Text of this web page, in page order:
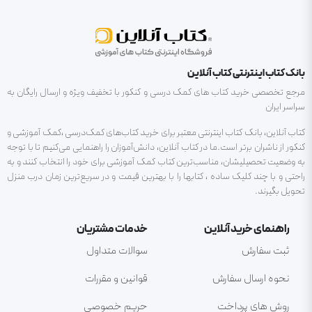
بانک کتاب اینترنتی کتاب آنلاین
مرجع تخصصی خرید کتاب های کمک درسی و کنکور با تخفیف ویژه و ارسال رایگان به
سراسر ایران
کتاب آنلاین، بانک کتاب اینترنتی معتبر برای خرید کتاب‌های کمک‌درسی ،کمک آموزشی و
کنکور از ناشران برتر است.ما در کتاب آنلاین، دانش‌آموزان را راهنمایی می‌کنیم تا با توجه
به وضعیت تحصیلیشان، مناسب‌ترین کتاب کمک آموزشی برای خود را انتخاب کنند و به
راحتی و با چند کلیک ساده ، کتابها را با بهترین قیمت و در سریع‌ترین زمان درب منزل
تحویل بگیرند.
راهنمای خرید آنلاین
ثبت سفارش
نحوه ارسال سفارش
روش های پرداخت
خدمات مشتریان
سوالات متداول
قوانین و مقررات
حریم خصوصی